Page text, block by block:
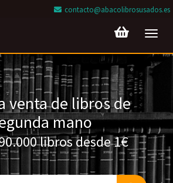
contacto@abacolibrosusados.es
venta de libros de
mano
libros desde 1€